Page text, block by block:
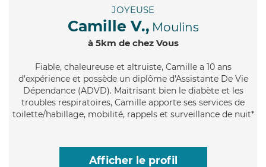
JOYEUSE
Camille V., Moulins
à 5km de chez Vous
Fiable, chaleureuse et altruiste, Camille a 10 ans
d'expérience et possède un diplôme d'Assistante De Vie
Dépendance (ADVD). Maitrisant bien le diabète et les
troubles respiratoires, Camille apporte ses services de
toilette/habillage, mobilité, rappels et surveillance de nuit*
Afficher le profil